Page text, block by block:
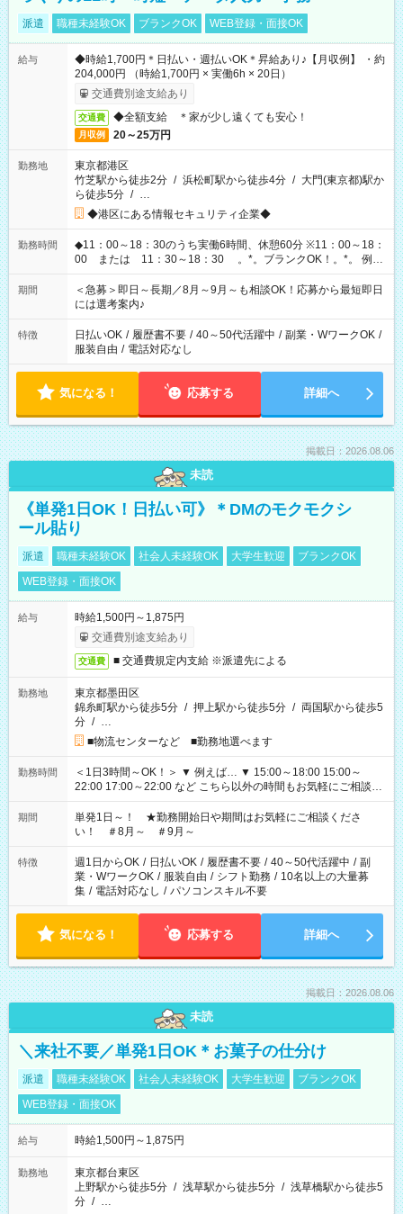
派遣 職種未経験OK ブランクOK WEB登録・面接OK
給与
◆時給1,700円＊日払い・週払いOK＊昇給あり♪【月収例】 ・約
204,000円 （時給1,700円 × 実働6h × 20日）
交通費別途支給あり
交通費 ◆全額支給 ＊家が少し遠くても安心！
月収例 20～25万円
勤務地
東京都港区
竹芝駅から徒歩2分 / 浜松町駅から徒歩4分 / 大門(東京都)駅か
ら徒歩5分 / …
◆港区にある情報セキュリティ企業◆
勤務時間
◆11：00～18：30のうち実働6時間、休憩60分 ※11：00～18：
00 または 11：30～18：30 。*。ブランクOK！。*。 例え
ば前職が、 在宅/財団法人/事務/コールセンター/受付/販売/カフェ
スタッフ スイーツ販売/ホテルフロント/化粧品販売/など 様々な
業界から入社して活躍されています♪
期間
＜急募＞即日～長期／8月～9月～も相談OK！応募から最短即日
には選考案内♪
特徴 日払いOK / 履歴書不要 / 40～50代活躍中 / 副業・WワークOK /
服装自由 / 電話対応なし
気になる！ 応募する 詳細へ
掲載日：2026.08.06
未読
《単発1日OK！日払い可》＊DMのモクモクシ
ール貼り
派遣 職種未経験OK 社会人未経験OK 大学生歓迎
ブランクOK
WEB登録・面接OK
給与
時給1,500円～1,875円
交通費別途支給あり
交通費 ■ 交通費規定内支給 ※派遣先による
勤務地
東京都墨田区
錦糸町駅から徒歩5分 / 押上駅から徒歩5分 / 両国駅から徒歩5
分 / …
■物流センターなど ■勤務地選べます
勤務時間
＜1日3時間～OK！＞ ▼ 例えば… ▼ 15:00～18:00 15:00～
22:00 17:00～22:00 など こちら以外の時間もお気軽にご相談く
ださい！
期間
単発1日～！ ★勤務開始日や期間はお気軽にご相談くださ
い！ ＃8月～ ＃9月～
特徴 週1日からOK / 日払いOK / 履歴書不要 / 40～50代活躍中 / 副
業・WワークOK / 服装自由 / シフト勤務 / 10名以上の大量募
集 / 電話対応なし / パソコンスキル不要
気になる！ 応募する 詳細へ
掲載日：2026.08.06
未読
＼来社不要／単発1日OK＊お菓子の仕分け
派遣 職種未経験OK 社会人未経験OK 大学生歓迎
ブランクOK
WEB登録・面接OK
給与 時給1,500円～1,875円
勤務地
東京都台東区
上野駅から徒歩5分 / 浅草駅から徒歩5分 / 浅草橋駅から徒歩5
分 / …